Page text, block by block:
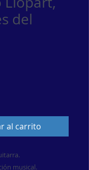
del
al carrito
musical.